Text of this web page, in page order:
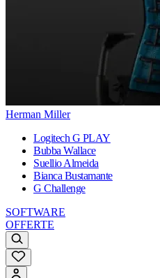
Herman Miller
Logitech G PLAY
Bubba Wallace
Suellio Almeida
Bianca Bustamante
G Challenge
SOFTWARE
OFFERTE